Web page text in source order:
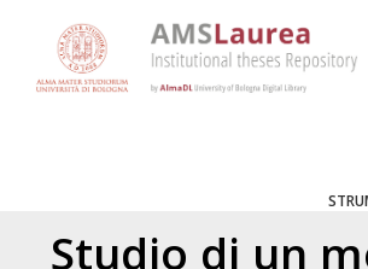
Studio di un